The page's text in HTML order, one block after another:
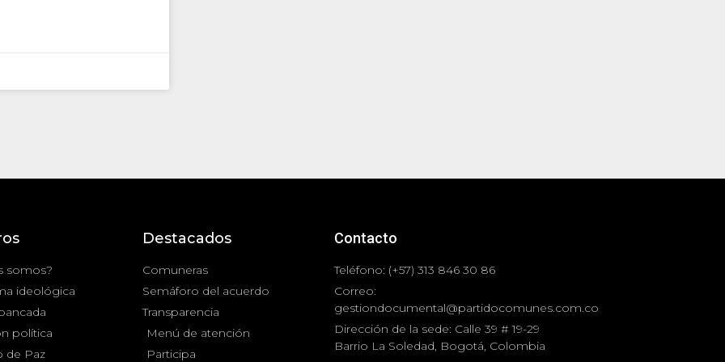
somos?
ideológica
política
de Paz
Destacados
Comuneras
Semáforo del acuerdo
Transparencia
Menú de atención
Participa
Contacto
Teléfono: (+57) 313 846 30 86
Correo:
gestiondocumental@partidocomunes.com.co
Dirección de la sede: Calle 39 # 19-29
Barrio La Soledad, Bogotá, Colombia